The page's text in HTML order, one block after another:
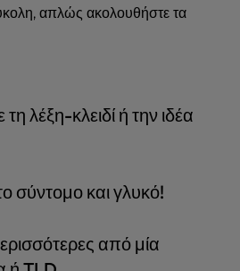
απλώς ακολουθήστε τα
λέξη-κλειδί ή την ιδέα
σας, τη λέξη-κλειδί ή το
και άλλες προτάσεις.
σύντομο και γλυκό!
τη χρήση αριθμών ή παύλας
από μία